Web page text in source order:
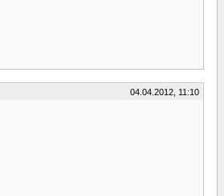
04.04.2012, 11:10